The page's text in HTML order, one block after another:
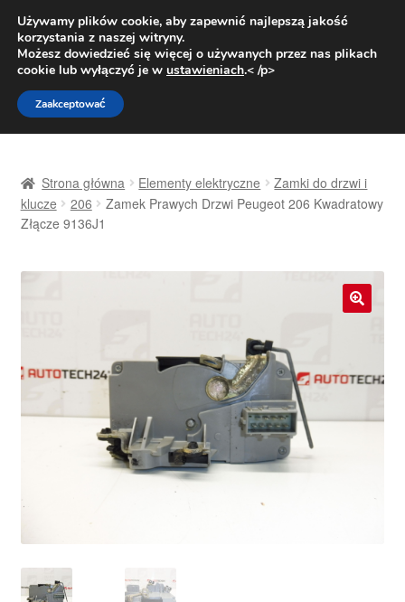
DOSTAWA od 31 zł
Pn.-pt. 9:00-16:00800 003 167
Przejdź
do
nawigacji
Przejdź
do
treści
Dostawa
Skarga
Strona główna Elementy elektryczne
Zamki do drzwi i
klucze
206
Zamek Prawych Drzwi Peugeot 206 Kwadratowy
Złącze 9136J1
Używamy plików cookie, aby zapewnić najlepszą jakość
korzystania z naszej witryny.
Możesz dowiedzieć się więcej o używanych przez nas plikach
cookie lub wyłączyć je w ustawieniach.< /p>
Zaakceptować